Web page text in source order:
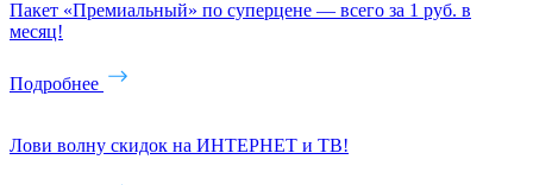
Пакет «Премиальный» по суперцене — всего за 1 руб. в
месяц!
Подробнее
Лови волну скидок на ИНТЕРНЕТ и ТВ!